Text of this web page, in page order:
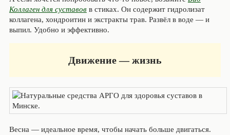
Коллаген для суставовв стиках. Он содержит гидролизат
коллагена, хондроитин и экстракты трав. Развёл в воде — и
выпил. Удобно и эффективно.
Движение — жизнь
Весна — идеальное время, чтобы начать больше двигаться.